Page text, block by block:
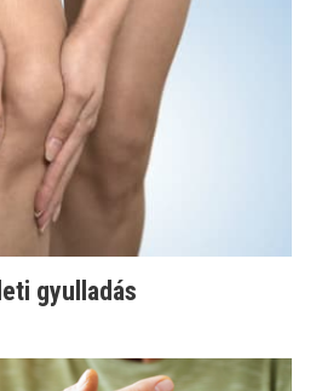
gyulladás